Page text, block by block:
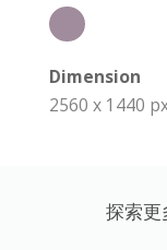
Dimension
2560 x 1440
探索更